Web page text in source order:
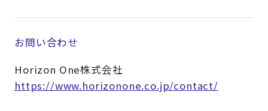
お問い合わせ
Horizon One株式会社
https://www.horizonone.co.jp/contact/